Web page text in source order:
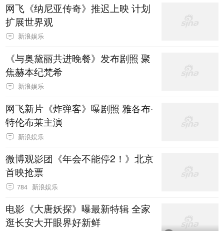
网飞《纳尼亚传奇》推迟上映 计划
扩展世界观
新浪娱乐
《与奥黛丽共进晚餐》发布剧照 聚
焦赫本纪梵希
新浪娱乐
网飞新片《炸弹客》曝剧照 雅各布·
特伦布莱主演
新浪娱乐
微博观影团《年会不能停2！》北京
首映抢票
784 新浪娱乐
电影《大唐妖探》曝最新特辑 全家
逛长安大开眼界好新鲜